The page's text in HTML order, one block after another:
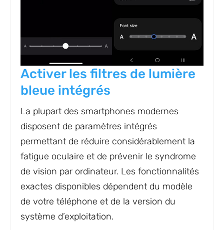
Activer les filtres de lumière
bleue intégrés
La plupart des smartphones modernes
disposent de paramètres intégrés
permettant de réduire considérablement la
fatigue oculaire et de prévenir le syndrome
de vision par ordinateur. Les fonctionnalités
exactes disponibles dépendent du modèle
de votre téléphone et de la version du
système d’exploitation.